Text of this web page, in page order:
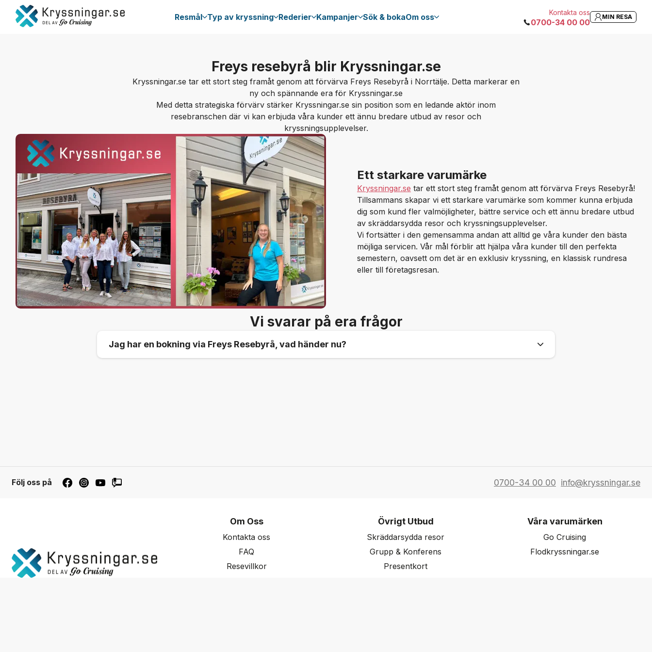
Resmål Typ av kryssning Rederier Kampanjer Sök & bokaOm oss Kontakta oss
0700-34 00 00
MIN RESA
Freys resebyrå blir Kryssningar.se
Kryssningar.se tar ett stort steg framåt genom att förvärva Freys Resebyrå i Norrtälje. Detta markerar en
ny och spännande era för Kryssningar.se
Med detta strategiska förvärv stärker Kryssningar.se sin position som en ledande aktör inom
resebranschen där vi kan erbjuda våra kunder ett ännu bredare utbud av resor och
kryssningsupplevelser.
Ett starkare varumärke
Kryssningar.se tar ett stort steg framåt genom att förvärva Freys Resebyrå!
Tillsammans skapar vi ett starkare varumärke som kommer kunna erbjuda
dig som kund fler valmöjligheter, bättre service och ett ännu bredare utbud
av skräddarsydda resor och kryssningsupplevelser.
Vi fortsätter i den gemensamma andan att alltid ge våra kunder den bästa
möjliga servicen. Vår mål förblir att hjälpa våra kunder till den perfekta
semestern, oavsett om det är en exklusiv kryssning, en klassisk rundresa
eller till företagsresan.
Vi svarar på era frågor
Jag har en bokning via Freys Resebyrå, vad händer nu?
Följ oss på 0700-34 00 00 info@kryssningar.se
Om Oss
Kontakta oss
FAQ
Resevillkor
Övrigt Utbud
Skräddarsydda resor
Grupp & Konferens
Presentkort
Våra varumärken
Go Cruising
Flodkryssningar.se